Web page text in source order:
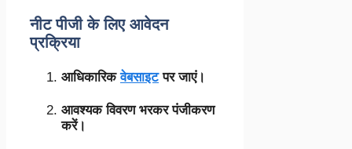
नीट पीजी के लिए आवेदन
प्रक्रिया
आधिकारिकवेबसाइटपर जाएं।
आवश्यक विवरण भरकर पंजीकरण
करें।